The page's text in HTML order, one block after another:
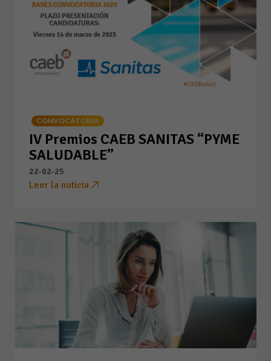
CONVOCATORIA
IV Premios CAEB SANITAS “PYME
SALUDABLE”
22-02-25
Leer la noticia